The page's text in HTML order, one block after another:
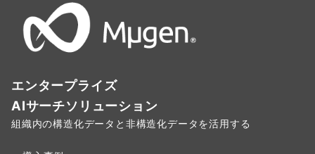
エンタープライズ
AIサーチソリューション
組織内の構造化データと非構造化データを活用する